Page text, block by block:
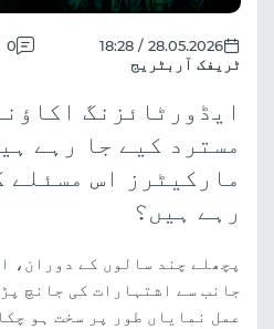
ٹریفک آربٹریج
28.05.2026 / 18:28
0
ایڈورٹائزنگ
مسترد کیے جا رہے
مارکیٹرز اس مسئلے
رہے ہیں؟
پچھلے چند سالوں کے دوران،
جانب سے اشتہارات کی جانچ